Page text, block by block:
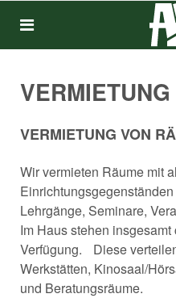
VERMIETUNG
VERMIETUNG VON
Wir vermieten Räume mit
Lehrgänge, Seminare,
Im Haus stehen
Verfügung. Diese
Werkstätten, Kinosaal/
und Beratungsräume.